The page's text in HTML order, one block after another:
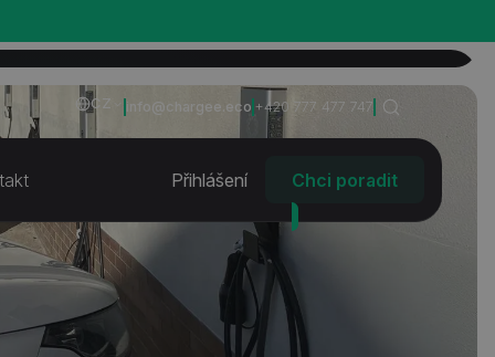
CZ info@chargee.eco +420 777 477 747
Přihlášení Chci poradit